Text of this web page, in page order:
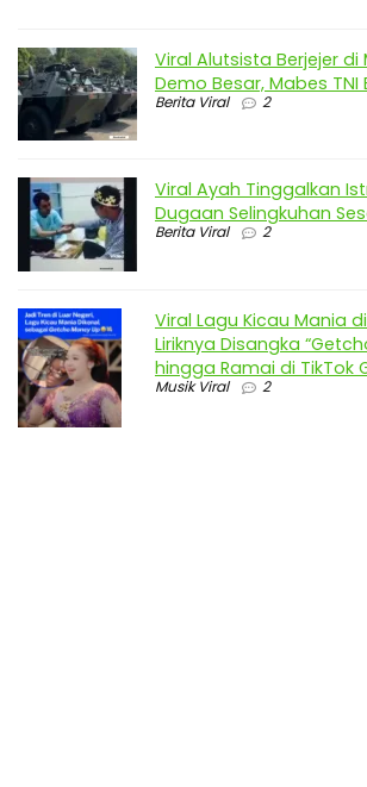
Viral Alutsista Berjejer di
Demo Besar, Mabes TNI
Berita Viral 2
Viral Ayah Tinggalkan
Dugaan Selingkuhan
Berita Viral 2
Viral Lagu Kicau Mania
Liriknya Disangka
hingga Ramai di TikTok
Musik Viral 2